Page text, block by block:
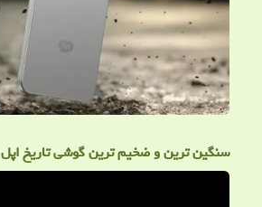
سنگین ترین و ضخیم ترین گوشی تاریخ اپل